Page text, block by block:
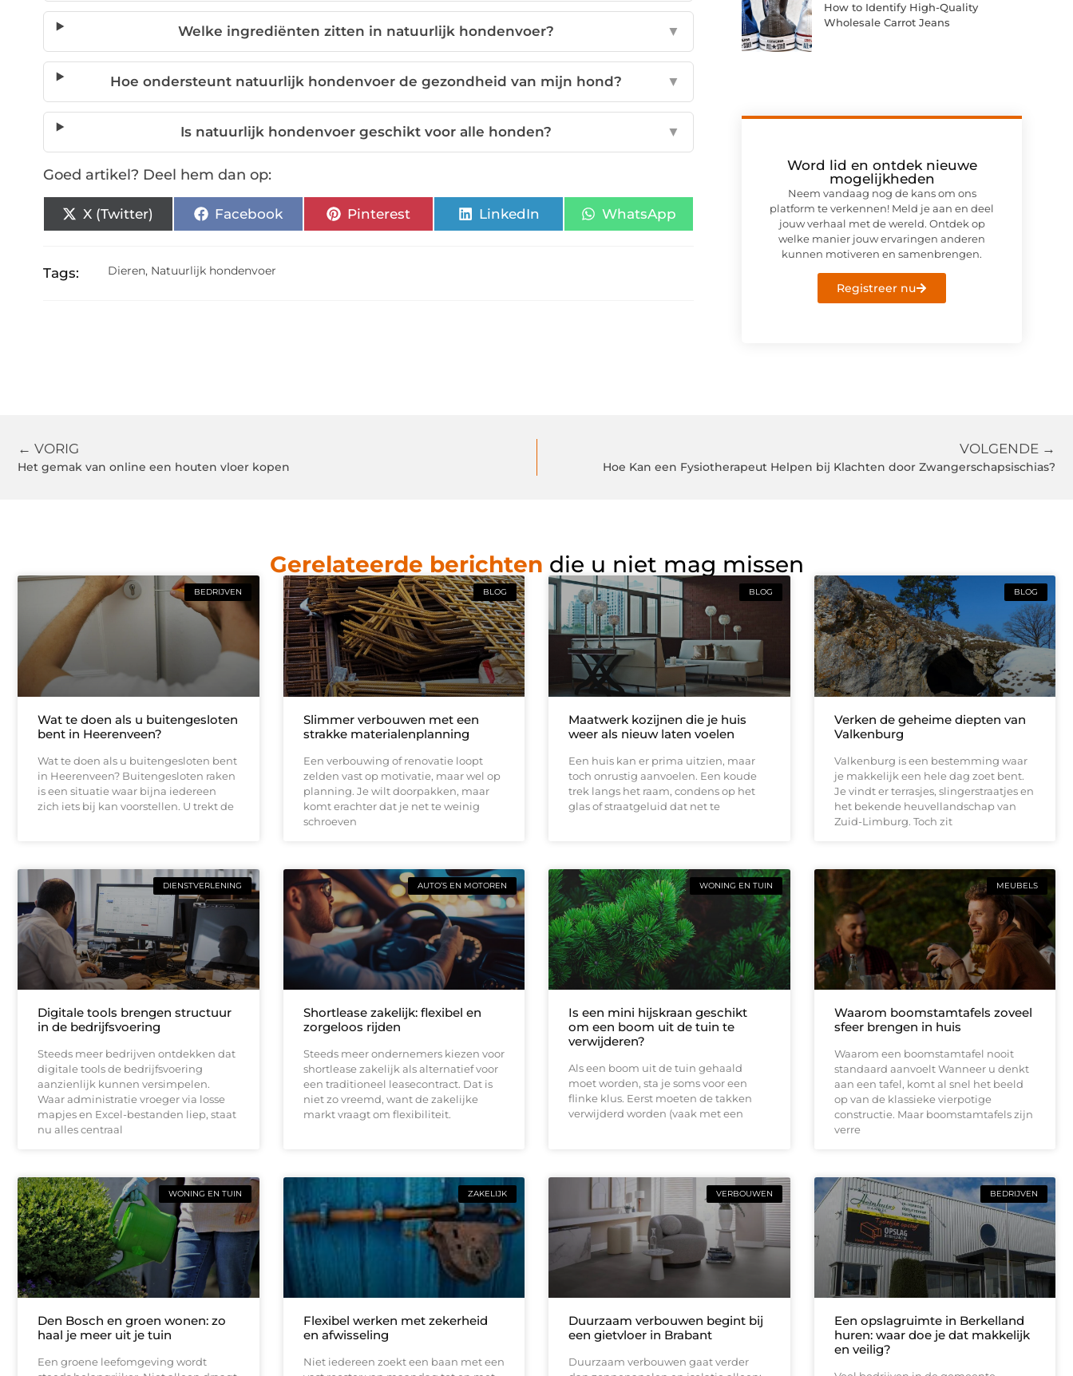
Welke ingrediënten zitten in natuurlijk hondenvoer? ▼
Hoe ondersteunt natuurlijk hondenvoer de gezondheid van mijn hond? ▼
Is natuurlijk hondenvoer geschikt voor alle honden? ▼
Goed artikel? Deel hem dan op:
X (Twitter) Facebook Pinterest LinkedIn WhatsApp
Tags: Dieren, Natuurlijk hondenvoer
How to Identify High-Quality
Wholesale Carrot Jeans
Word lid en ontdek nieuwe
mogelijkheden
Neem vandaag nog de kans om ons
platform te verkennen! Meld je aan en deel
jouw verhaal met de wereld. Ontdek op
welke manier jouw ervaringen anderen
kunnen motiveren en samenbrengen.
Registreer nu
← VORIG
Het gemak van online een houten vloer kopen
VOLGENDE →
Hoe Kan een Fysiotherapeut Helpen bij Klachten door Zwangerschapsischias?
Gerelateerde berichten die u niet mag missen
BEDRIJVEN
Wat te doen als u buitengesloten
bent in Heerenveen?
Wat te doen als u buitengesloten bent
in Heerenveen? Buitengesloten raken
is een situatie waar bijna iedereen
zich iets bij kan voorstellen. U trekt de
BLOG
Slimmer verbouwen met een
strakke materialenplanning
Een verbouwing of renovatie loopt
zelden vast op motivatie, maar wel op
planning. Je wilt doorpakken, maar
komt erachter dat je net te weinig
schroeven
BLOG
Maatwerk kozijnen die je huis
weer als nieuw laten voelen
Een huis kan er prima uitzien, maar
toch onrustig aanvoelen. Een koude
trek langs het raam, condens op het
glas of straatgeluid dat net te
BLOG
Verken de geheime diepten van
Valkenburg
Valkenburg is een bestemming waar
je makkelijk een hele dag zoet bent.
Je vindt er terrasjes, slingerstraatjes en
het bekende heuvellandschap van
Zuid-Limburg. Toch zit
DIENSTVERLENING
Digitale tools brengen structuur
in de bedrijfsvoering
Steeds meer bedrijven ontdekken dat
digitale tools de bedrijfsvoering
aanzienlijk kunnen versimpelen.
Waar administratie vroeger via losse
mapjes en Excel-bestanden liep, staat
nu alles centraal
AUTO’S EN MOTOREN
Shortlease zakelijk: flexibel en
zorgeloos rijden
Steeds meer ondernemers kiezen voor
shortlease zakelijk als alternatief voor
een traditioneel leasecontract. Dat is
niet zo vreemd, want de zakelijke
markt vraagt om flexibiliteit.
WONING EN TUIN
Is een mini hijskraan geschikt
om een boom uit de tuin te
verwijderen?
Als een boom uit de tuin gehaald
moet worden, sta je soms voor een
flinke klus. Eerst moeten de takken
verwijderd worden (vaak met een
MEUBELS
Waarom boomstamtafels zoveel
sfeer brengen in huis
Waarom een boomstamtafel nooit
standaard aanvoelt Wanneer u denkt
aan een tafel, komt al snel het beeld
op van de klassieke vierpotige
constructie. Maar boomstamtafels zijn
verre
WONING EN TUIN
Den Bosch en groen wonen: zo
haal je meer uit je tuin
Een groene leefomgeving wordt
ZAKELIJK
Flexibel werken met zekerheid
en afwisseling
Niet iedereen zoekt een baan met een
VERBOUWEN
Duurzaam verbouwen begint bij
een gietvloer in Brabant
Duurzaam verbouwen gaat verder
BEDRIJVEN
Een opslagruimte in Berkelland
huren: waar doe je dat makkelijk
en veilig?